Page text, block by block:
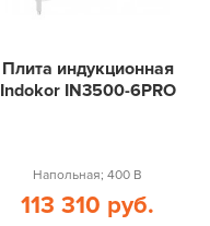
Плита индукционная
Indokor IN3500-6PRO
Напольная; 400 В
113 310 руб.